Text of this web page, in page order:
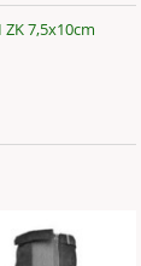
ZK 7,5x10cm